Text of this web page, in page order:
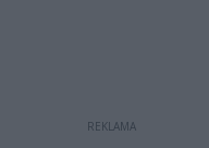
REKLAMA